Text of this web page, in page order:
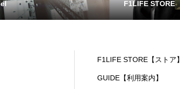
F1LIFE STORE
F1LIFE STORE【ストア】
GUIDE【利用案内】